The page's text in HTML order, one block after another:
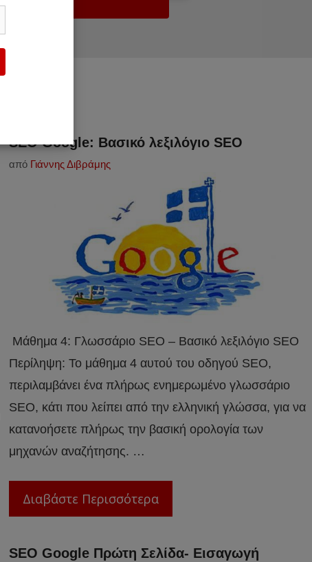
SEO Google: Βασικό λεξιλόγιο SEO
από Γιάννης Διβράμης
Μάθημα 4: Γλωσσάριο SEO – Βασικό λεξιλόγιο SEO
Περίληψη: Το μάθημα 4 αυτού του οδηγού SEO,
περιλαμβάνει ένα πλήρως ενημερωμένο γλωσσάριο
SEO, κάτι που λείπει από την ελληνική γλώσσα, για να
κατανοήσετε πλήρως την βασική ορολογία των
μηχανών αναζήτησης. …
Διαβάστε Περισσότερα
SEO Google Πρώτη Σελίδα- Εισαγωγή